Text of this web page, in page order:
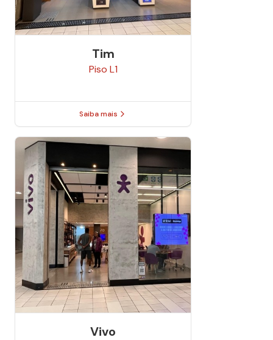
Tim
Piso L1
Saiba mais
Vivo